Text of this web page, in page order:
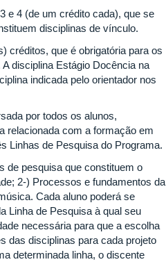
e 4 (de um crédito cada), que se
disciplinas de vínculo.
créditos, que é obrigatória para os
disciplina Estágio Docência na
indicada pelo orientador nos
por todos os alunos,
relacionada com a formação em
Linhas de Pesquisa do Programa.
de pesquisa que constituem o
2-) Processos e fundamentos da
Cada aluno poderá se
Linha de Pesquisa à qual seu
necessária para que a escolha
das disciplinas para cada projeto
determinada linha, o discente